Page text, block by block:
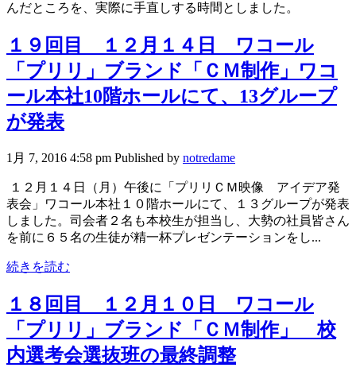
んだところを、実際に手直しする時間としました。
１９回目 １２月１４日 ワコール
「プリリ」ブランド「ＣＭ制作」ワコ
ール本社10階ホールにて、13グループ
が発表
1月 7, 2016 4:58 pm Published by notredame
１２月１４日（月）午後に「プリリＣＭ映像 アイデア発
表会」ワコール本社１０階ホールにて、１３グループが発表
しました。司会者２名も本校生が担当し、大勢の社員皆さん
を前に６５名の生徒が精一杯プレゼンテーションをし...
続きを読む
１８回目 １２月１０日 ワコール
「プリリ」ブランド「ＣＭ制作」 校
内選考会選抜班の最終調整